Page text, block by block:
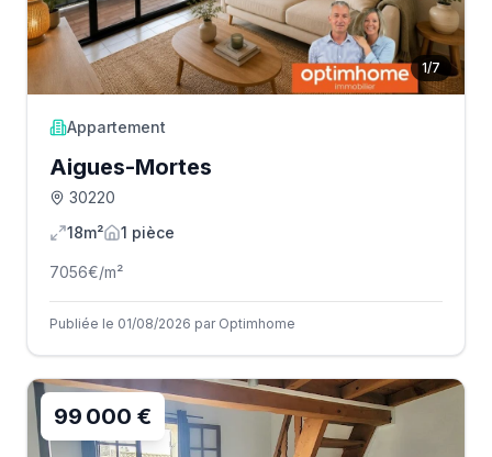
1/7
Appartement
Aigues-Mortes
30220
18m²
1 pièce
7056€/m²
Publiée le 01/08/2026 par Optimhome
99 000 €